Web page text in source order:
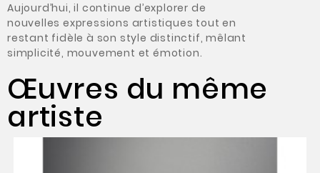
Aujourd’hui, il continue d’explorer de
nouvelles expressions artistiques tout en
restant fidèle à son style distinctif, mêlant
simplicité, mouvement et émotion.
Œuvres du même
artiste